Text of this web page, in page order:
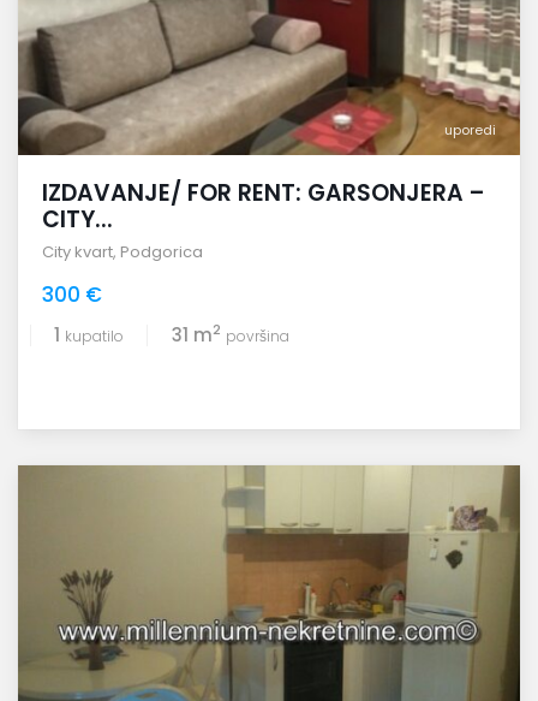
uporedi
IZDAVANJE/ FOR RENT: GARSONJERA –
CITY...
City kvart, Podgorica
300 €
1 kupatilo 31 m2 površina